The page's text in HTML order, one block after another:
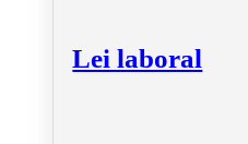
Lei laboral